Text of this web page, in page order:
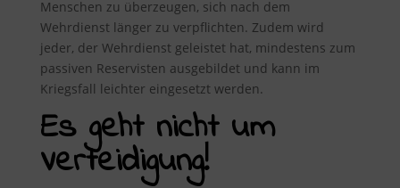
Menschen zu überzeugen, sich nach dem
Wehrdienst länger zu verpflichten. Zudem wird
jeder, der Wehrdienst geleistet hat, mindestens zum
passiven Reservisten ausgebildet und kann im
Kriegsfall leichter eingesetzt werden.
Es geht nicht um
Verteidigung!